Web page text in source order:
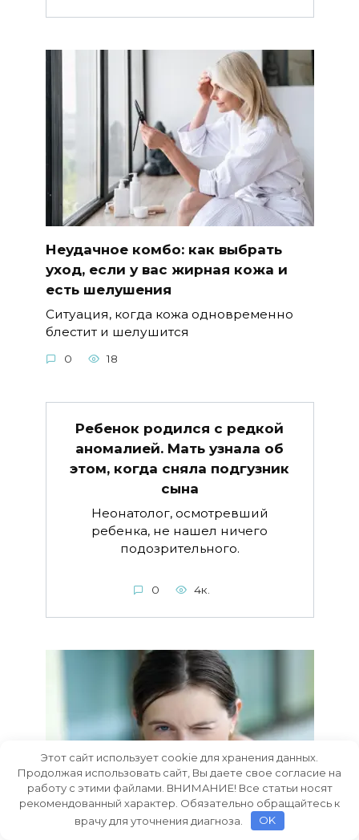
Неудачное комбо: как выбрать
уход, если у вас жирная кожа и
есть шелушения
Ситуация, когда кожа одновременно
блестит и шелушится
0 18
Ребенок родился с редкой
аномалией. Мать узнала об
этом, когда сняла подгузник
сына
Неонатолог, осмотревший
ребенка, не нашел ничего
подозрительного.
0 4к.
Этот сайт использует cookie для хранения данных.
Продолжая использовать сайт, Вы даете свое согласие на
работу с этими файлами. ВНИМАНИЕ! Все статьи носят
рекомендованный характер. Обязательно обращайтесь к
врачу для уточнения диагноза.
OK